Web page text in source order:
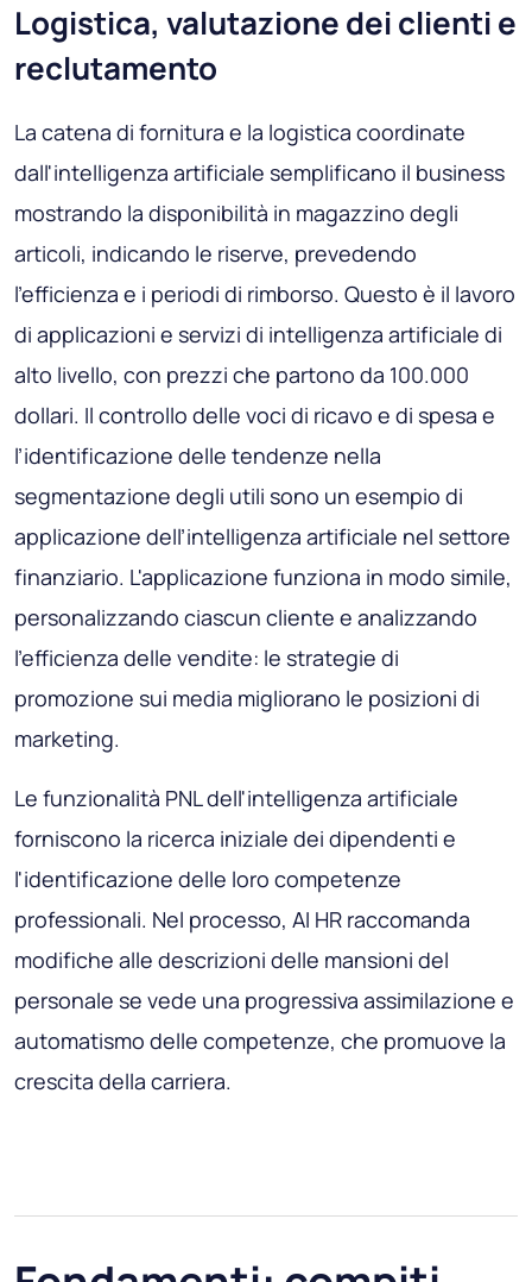
Logistica, valutazione dei clienti e
reclutamento
La catena di fornitura e la logistica coordinate
dall'intelligenza artificiale semplificano il business
mostrando la disponibilità in magazzino degli
articoli, indicando le riserve, prevedendo
l'efficienza e i periodi di rimborso. Questo è il lavoro
di applicazioni e servizi di intelligenza artificiale di
alto livello, con prezzi che partono da 100.000
dollari. Il controllo delle voci di ricavo e di spesa e
l’identificazione delle tendenze nella
segmentazione degli utili sono un esempio di
applicazione dell’intelligenza artificiale nel settore
finanziario. L'applicazione funziona in modo simile,
personalizzando ciascun cliente e analizzando
l'efficienza delle vendite: le strategie di
promozione sui media migliorano le posizioni di
marketing.
Le funzionalità PNL dell'intelligenza artificiale
forniscono la ricerca iniziale dei dipendenti e
l'identificazione delle loro competenze
professionali. Nel processo, AI HR raccomanda
modifiche alle descrizioni delle mansioni del
personale se vede una progressiva assimilazione e
automatismo delle competenze, che promuove la
crescita della carriera.